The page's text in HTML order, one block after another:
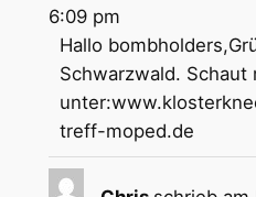
6:09 pm
Hallo
Schwarzwald. Schaut
treff-moped.de